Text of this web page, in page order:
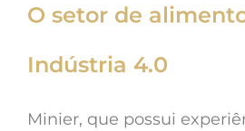
O setor de
Indústria 4.0
Minier, que possui